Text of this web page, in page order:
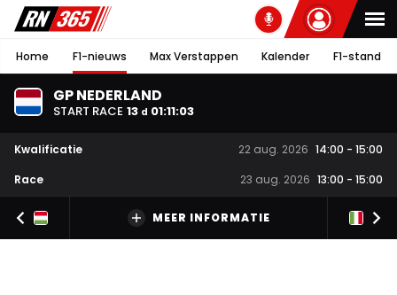
Home F1-nieuws Max Verstappen Kalender F1-stand
GP NEDERLAND
START RACE 13 d 01:11:02
Kwalificatie 22 aug. 2026 14:00 - 15:00
Race
23 aug. 2026 13:00 - 15:00
MEER INFORMATIE